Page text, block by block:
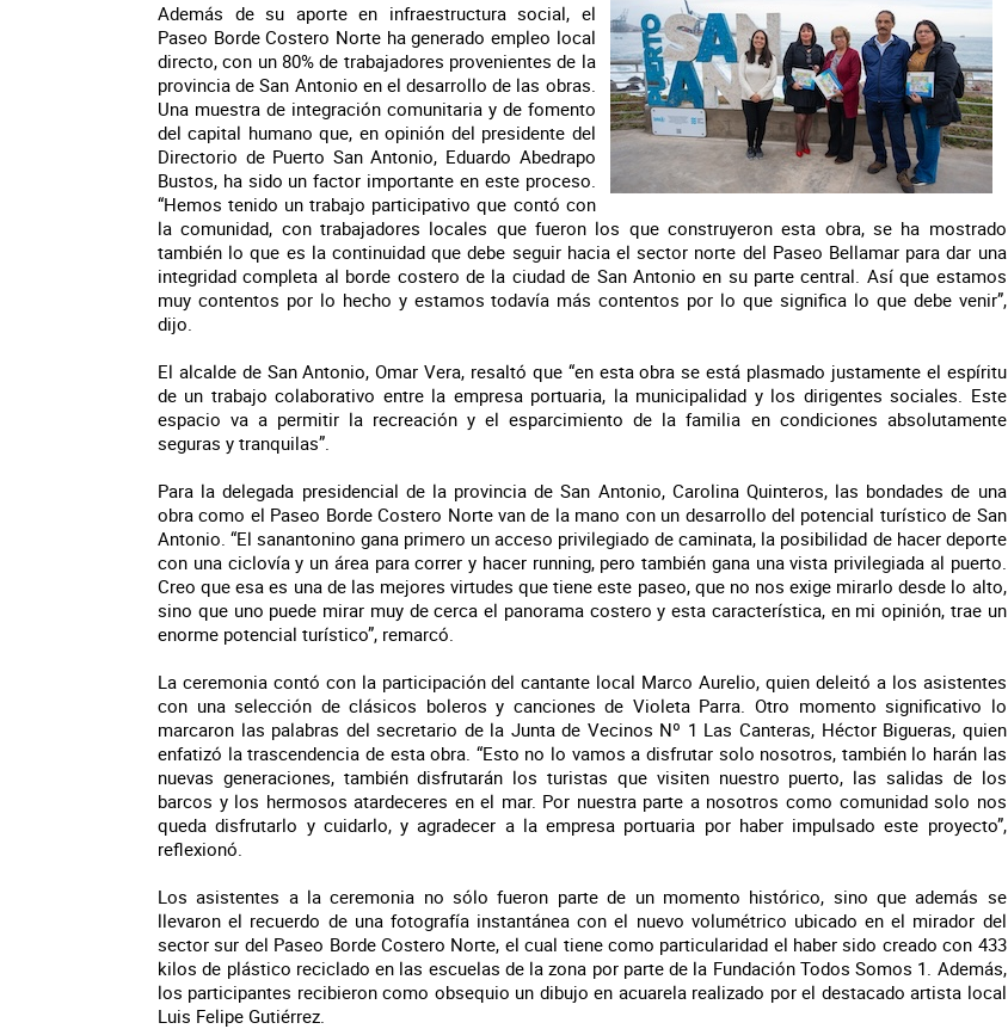
Además de su aporte en infraestructura social, el
Paseo Borde Costero Norte ha generado empleo local
directo, con un 80% de trabajadores provenientes de la
provincia de San Antonio en el desarrollo de las obras.
Una muestra de integración comunitaria y de fomento
del capital humano que, en opinión del presidente del
Directorio de Puerto San Antonio, Eduardo Abedrapo
Bustos, ha sido un factor importante en este proceso.
“Hemos tenido un trabajo participativo que contó con
la comunidad, con trabajadores locales que fueron los que construyeron esta obra, se ha mostrado
también lo que es la continuidad que debe seguir hacia el sector norte del Paseo Bellamar para dar una
integridad completa al borde costero de la ciudad de San Antonio en su parte central. Así que estamos
muy contentos por lo hecho y estamos todavía más contentos por lo que significa lo que debe venir”,
dijo.
El alcalde de San Antonio, Omar Vera, resaltó que “en esta obra se está plasmado justamente el espíritu
de un trabajo colaborativo entre la empresa portuaria, la municipalidad y los dirigentes sociales. Este
espacio va a permitir la recreación y el esparcimiento de la familia en condiciones absolutamente
seguras y tranquilas”.
Para la delegada presidencial de la provincia de San Antonio, Carolina Quinteros, las bondades de una
obra como el Paseo Borde Costero Norte van de la mano con un desarrollo del potencial turístico de San
Antonio. “El sanantonino gana primero un acceso privilegiado de caminata, la posibilidad de hacer deporte
con una ciclovía y un área para correr y hacer running, pero también gana una vista privilegiada al puerto.
Creo que esa es una de las mejores virtudes que tiene este paseo, que no nos exige mirarlo desde lo alto,
sino que uno puede mirar muy de cerca el panorama costero y esta característica, en mi opinión, trae un
enorme potencial turístico”, remarcó.
La ceremonia contó con la participación del cantante local Marco Aurelio, quien deleitó a los asistentes
con una selección de clásicos boleros y canciones de Violeta Parra. Otro momento significativo lo
marcaron las palabras del secretario de la Junta de Vecinos Nº 1 Las Canteras, Héctor Bigueras, quien
enfatizó la trascendencia de esta obra. “Esto no lo vamos a disfrutar solo nosotros, también lo harán las
nuevas generaciones, también disfrutarán los turistas que visiten nuestro puerto, las salidas de los
barcos y los hermosos atardeceres en el mar. Por nuestra parte a nosotros como comunidad solo nos
queda disfrutarlo y cuidarlo, y agradecer a la empresa portuaria por haber impulsado este proyecto”,
reflexionó.
Los asistentes a la ceremonia no sólo fueron parte de un momento histórico, sino que además se
llevaron el recuerdo de una fotografía instantánea con el nuevo volumétrico ubicado en el mirador del
sector sur del Paseo Borde Costero Norte, el cual tiene como particularidad el haber sido creado con 433
kilos de plástico reciclado en las escuelas de la zona por parte de la Fundación Todos Somos 1. Además,
los participantes recibieron como obsequio un dibujo en acuarela realizado por el destacado artista local
Luis Felipe Gutiérrez.